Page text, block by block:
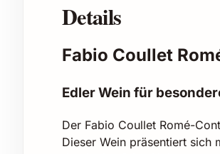
Details
Fabio Coullet
Edler Wein für
Der Fabio Coullet Romé-
Dieser Wein präsentiert sich